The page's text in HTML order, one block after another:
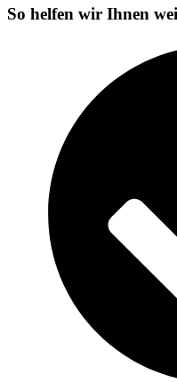
So helfen wir Ihnen